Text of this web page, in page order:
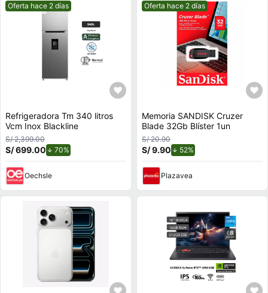
Mejor precio.
Oferta hace 2 días
Refrigeradora Tm 340 litros
Vcm Inox Blackline
S/ 2,399.00
S/ 699.00 70%
Oechsle
Mejor precio.
Oferta hace 2 días
Memoria SANDISK Cruzer
Blade 32Gb Blíster 1un
S/ 20.90
S/ 9.90 52%
Plazavea